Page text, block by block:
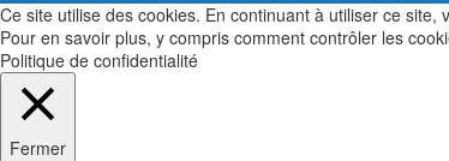
Ce site utilise des cookies. En continuant à utiliser ce site,
Pour en savoir plus, y compris comment contrôler les
Politique de confidentialité
Fermer